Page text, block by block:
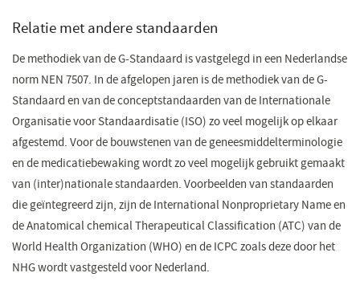
Relatie met andere standaarden
De methodiek van de G-Standaard is vastgelegd in een Nederlandse
norm NEN 7507. In de afgelopen jaren is de methodiek van de G-
Standaard en van de conceptstandaarden van de Internationale
Organisatie voor Standaardisatie (ISO) zo veel mogelijk op elkaar
afgestemd. Voor de bouwstenen van de geneesmiddelterminologie
en de medicatiebewaking wordt zo veel mogelijk gebruikt gemaakt
van (inter)nationale standaarden. Voorbeelden van standaarden
die geïntegreerd zijn, zijn de International Nonproprietary Name en
de Anatomical chemical Therapeutical Classification (ATC) van de
World Health Organization (WHO) en de ICPC zoals deze door het
NHG wordt vastgesteld voor Nederland.​​​